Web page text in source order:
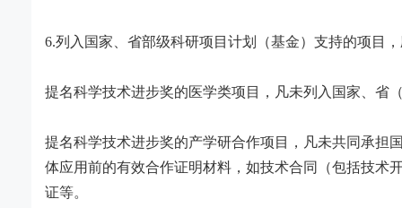
6.列入国家、省部级科研项目计划（基金）支持的项目
提名科学技术进步奖的医学类项目，凡未列入国家、省
提名科学技术进步奖的产学研合作项目，凡未共同承担
体应用前的有效合作证明材料，如技术合同（包括技术
证等。